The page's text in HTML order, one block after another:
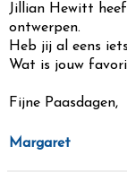
Jillian Hewitt
ontwerpen.
Heb jij al eens
Wat is jouw
Fijne Paasdagen,
Margaret